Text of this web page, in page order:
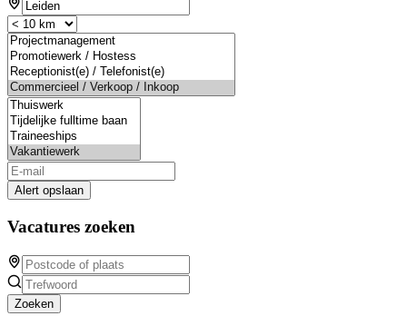
Alert opslaan
Vacatures zoeken
Zoeken